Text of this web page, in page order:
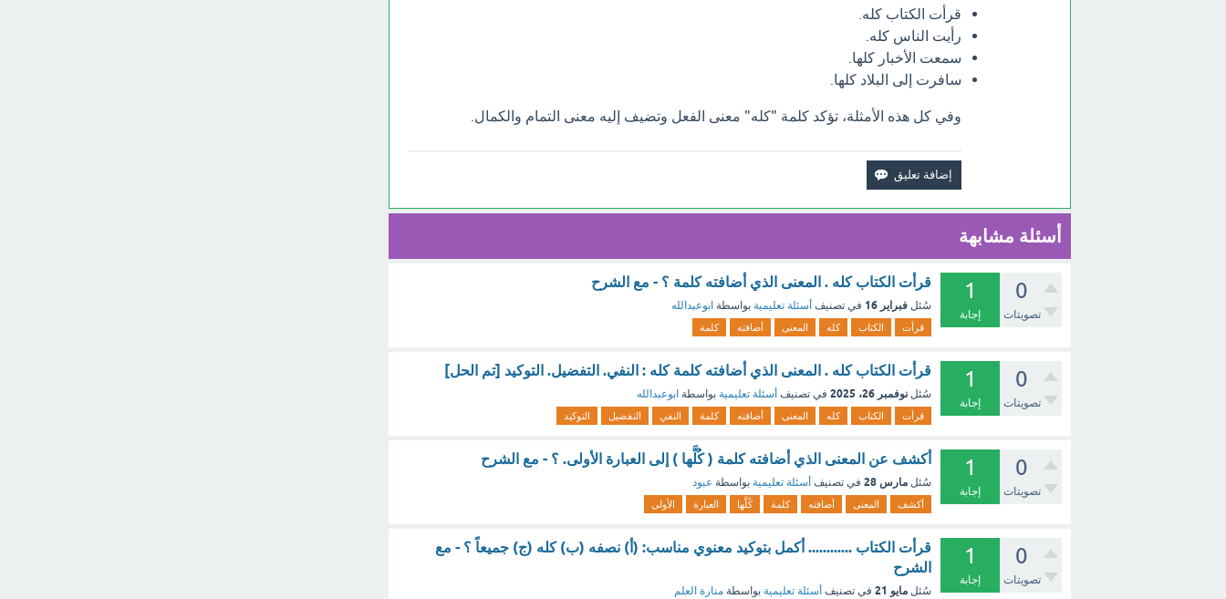
قرأت الكتاب كله.
رأيت الناس كله.
سمعت الأخبار كلها.
سافرت إلى البلاد كلها.
وفي كل هذه الأمثلة، تؤكد كلمة "كله" معنى الفعل وتضيف إليه معنى التمام والكمال.
أسئلة مشابهة
0
تصويتات
1
إجابة
قرأت الكتاب كله . المعنى الذي أضافته كلمة ؟ - مع الشرح
سُئل فبراير 16 في تصنيف أسئلة تعليمية بواسطة ابوعبدالله
قرأت الكتاب كله المعنى أضافته كلمة
0
تصويتات
1
إجابة
قرأت الكتاب كله . المعنى الذي أضافته كلمة كله : النفي. التفضيل. التوكيد [تم الحل]
سُئل نوفمبر 26، 2025 في تصنيف أسئلة تعليمية بواسطة ابوعبدالله
قرأت الكتاب كله المعنى أضافته كلمة النفي التفضيل التوكيد
0
تصويتات
1
إجابة
أكشف عن المعنى الذي أضافته كلمة ( كُلَّها ) إلى العبارة الأولى. ؟ - مع الشرح
سُئل مارس 28 في تصنيف أسئلة تعليمية بواسطة عبود
أكشف المعنى أضافته كلمة كُلَّها العبارة الأولى
0
تصويتات
1
إجابة
قرأت الكتاب ............ أكمل بتوكيد معنوي مناسب: (أ) نصفه (ب) كله (ج) جميعاً ؟ - مع
الشرح
سُئل مايو 21 في تصنيف أسئلة تعليمية بواسطة منارة العلم